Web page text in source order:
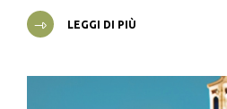
LEGGI DI PIÙ